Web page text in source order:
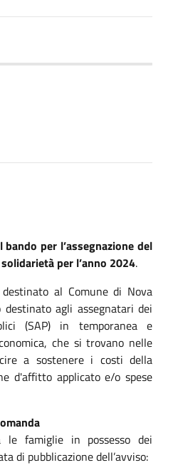
per l’assegnazione del
per l’anno 2024.
al Comune di Nova
agli assegnatari dei
(SAP) in temporanea e
che si trovano nelle
a sostenere i costi della
d'affitto applicato e/o spese
le famiglie in possesso dei
di pubblicazione dell’avviso: